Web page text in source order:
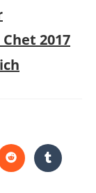
2017
Opens
in
Opens
in